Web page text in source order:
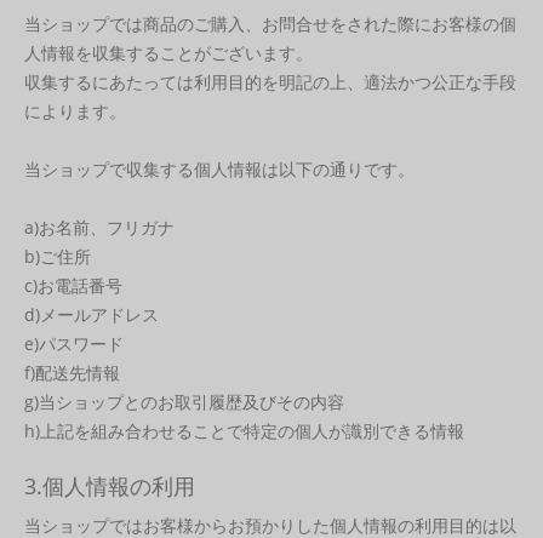
当ショップでは商品のご購入、お問合せをされた際にお客様の個
人情報を収集することがございます。
収集するにあたっては利用目的を明記の上、適法かつ公正な手段
によります。
当ショップで収集する個人情報は以下の通りです。
a)お名前、フリガナ
b)ご住所
c)お電話番号
d)メールアドレス
e)パスワード
f)配送先情報
g)当ショップとのお取引履歴及びその内容
h)上記を組み合わせることで特定の個人が識別できる情報
3.個人情報の利用
当ショップではお客様からお預かりした個人情報の利用目的は以